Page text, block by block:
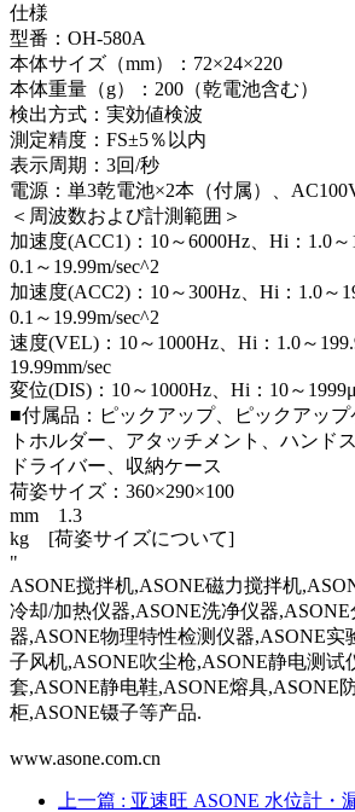
仕様
型番：OH-580A
本体サイズ（mm）：72×24×220
本体重量（g）：200（乾電池含む）
検出方式：実効値検波
測定精度：FS±5％以内
表示周期：3回/秒
電源：単3乾電池×2本（付属）、
＜周波数および計測範囲＞
加速度(ACC1)：10～6000Hz、Hi：1.0～
0.1～19.99m/sec^2
加速度(ACC2)：10～300Hz、Hi：1.0～
0.1～19.99m/sec^2
速度(VEL)：10～1000Hz、Hi：1.0～
19.99mm/sec
変位(DIS)：10～1000Hz、Hi：10～
■付属品：ピックアップ、ピックアッ
トホルダー、アタッチメント、ハンド
ドライバー、収納ケース
荷姿サイズ：360×290×100
mm 1.3
kg [荷姿サイズについて]
"
ASONE搅拌机,ASONE磁力搅拌机
冷却/加热仪器,ASONE洗净仪器
器,ASONE物理特性检测仪器,ASONE实
子风机,ASONE吹尘枪,ASONE静电测试
套,ASONE静电鞋,ASONE熔具,ASONE
柜,ASONE镊子等产品.
www.asone.com.cn
上一篇 : 亚速旺 ASONE 水位計